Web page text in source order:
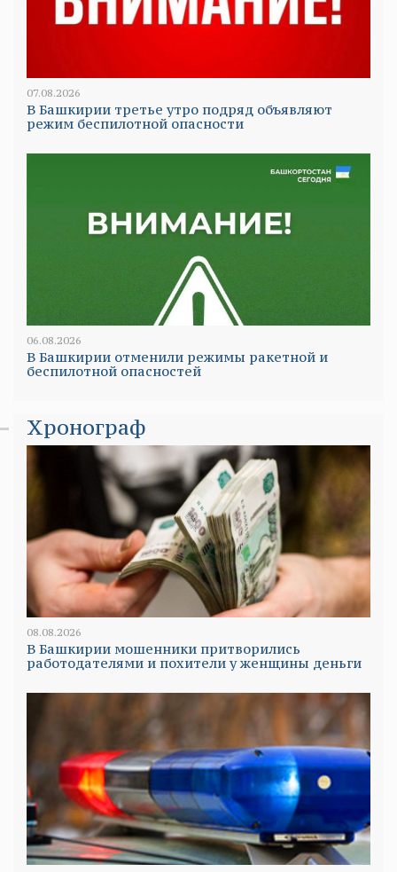
07.08.2026
В Башкирии третье утро подряд объявляют
режим беспилотной опасности
06.08.2026
В Башкирии отменили режимы ракетной и
беспилотной опасностей
Хронограф
08.08.2026
В Башкирии мошенники притворились
работодателями и похители у женщины деньги